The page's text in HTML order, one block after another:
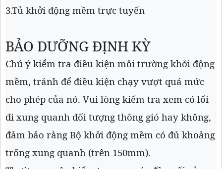
3.Tủ khởi động mềm trực tuyến
BẢO DƯỠNG ĐỊNH KỲ
Chú ý kiểm tra điều kiện môi trường khởi động
mềm, tránh để điều kiện chạy vượt quá mức
cho phép của nó. Vui lòng kiểm tra xem có lối
đi xung quanh đối tượng thông gió hay không,
đảm bảo rằng Bộ khởi động mềm có đủ khoảng
trống xung quanh (trên 150mm).